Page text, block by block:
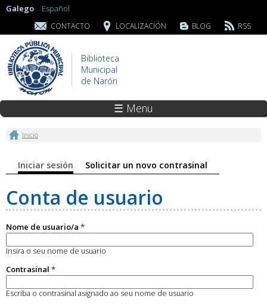
Galego Español
CONTACTO LOCALIZACIÓN BLOG RSS
Biblioteca
Municipal
de Narón
☰ Menu
Vostede está aquí
Inicio
Pestanas principais
Iniciar sesión (solapa activa)
Solicitar un novo contrasinal
Conta de usuario
Nome de usuario/a *
Insira o seu nome de usuario
Contrasinal *
Escriba o contrasinal asignado ao seu nome de usuario